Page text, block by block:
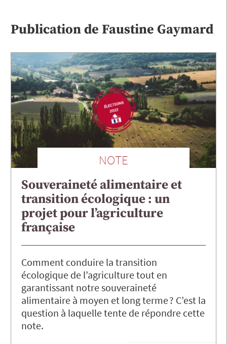
Publication de Faustine Gaymard
NOTE
Souveraineté alimentaire et
transition écologique : un
projet pour l’agriculture
française
Comment conduire la transition
écologique de l’agriculture tout en
garantissant notre souveraineté
alimentaire à moyen et long terme ? C’est la
question à laquelle tente de répondre cette
note.